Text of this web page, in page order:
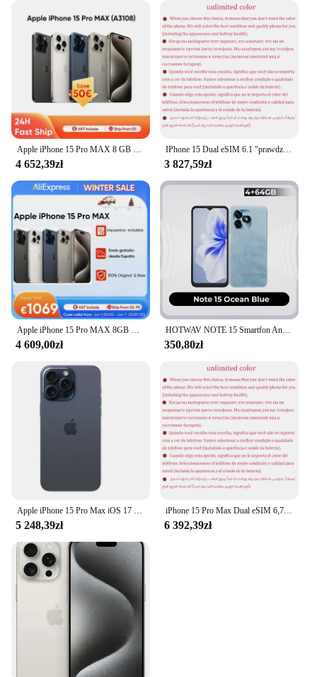
Apple iPhone 15 Pro MAX 8 GB RAM 256 GB ROM Telefon Apple A17 Pro Bionic Chip 6,7'' 120 Hz Super Retina XDR Wyświetlacz NFC Wersja CN
4 652,39zł
IPhone 15 Dual eSIM 6.1 "prawdziwa Super siatkówka XDR zed 128/256/512GB ROM 6GB RAM Face ID NFC A16 oryginalny 98% nowy telefon komórkowy 5G
3 827,59zł
Apple iPhone 15 Pro MAX 8GB RAM 256GB ROM telefon Apple A17 Pro Bionic Chip 6.7 ''120Hz Super Retina XDR wyświetlacz NFC CN wersja
4 609,00zł
HOTWAV NOTE 15 Smartfon Android 14 5160 mAh duża bateria Telefony komórkowe 8 GB + 64 GB 13 MP + 5 MP 6,6" HD + Ultra Mobilne podobne do IPone
350,80zł
Apple iPhone 15 Pro Max iOS 17 8GB RAM 256GB ROM Apple A17 Super Retina XDR zed wyświetlacz IP68 odporny na kurz/wodę Dual SIM 5G
5 248,39zł
iPhone 15 Pro Max Dual eSIM 6,7" Oryginalny LTPO Super Retina XDR OLED Face ID NFC A17Pro 8 GB 256/512 GB/1 TB 98% Nowy telefon komórkowy 5G
6 392,39zł